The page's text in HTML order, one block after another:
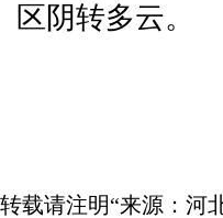
区阴转多云。
转载请注明“来源：河